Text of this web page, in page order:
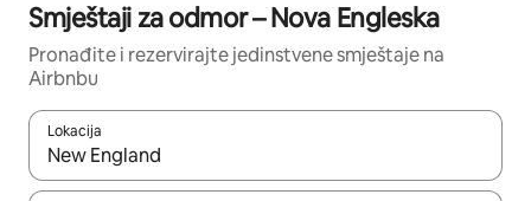
Smještaji za odmor – Nova Engleska
Pronađite i rezervirajte jedinstvene smještaje na
Airbnbu
Lokacija
Kada budu dostupni rezultati, moći ćete ih pregledati